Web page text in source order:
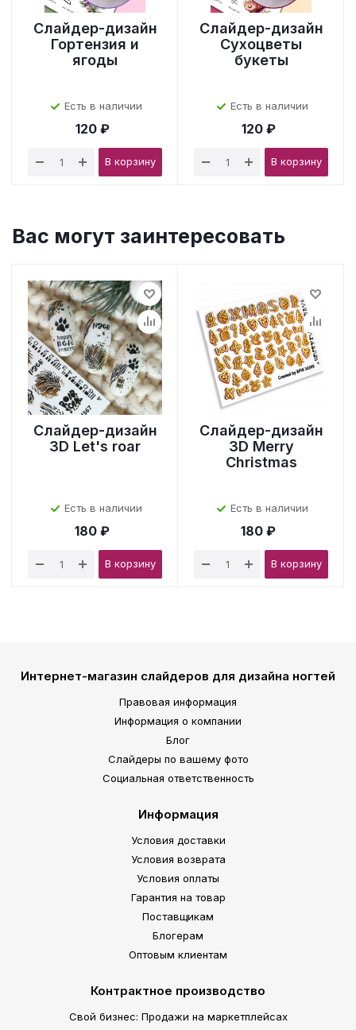
Слайдер-дизайн
Гортензия и
ягоды
Есть в наличии
120 ₽
В корзину
Слайдер-дизайн
Сухоцветы
букеты
Есть в наличии
120 ₽
В корзину
Вас могут заинтересовать
Слайдер-дизайн
3D Let's roar
Есть в наличии
180 ₽
В корзину
Слайдер-дизайн
3D Merry
Christmas
Есть в наличии
180 ₽
В корзину
Интернет-магазин слайдеров для дизайна ногтей
Правовая информация
Информация о компании
Блог
Слайдеры по вашему фото
Социальная ответственность
Информация
Условия доставки
Условия возврата
Условия оплаты
Гарантия на товар
Поставщикам
Блогерам
Оптовым клиентам
Контрактное производство
Свой бизнес: Продажи на маркетплейсах